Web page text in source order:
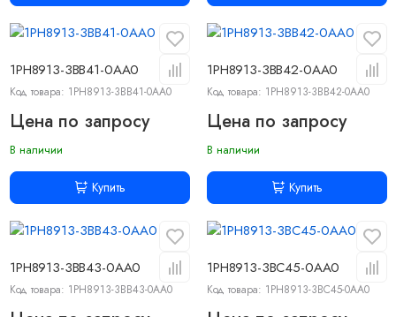
1PH8913-3BB41-0AA0
Код товара: 1PH8913-3BB41-0AA0
Цена по запросу
В наличии
Купить
1PH8913-3BB42-0AA0
Код товара: 1PH8913-3BB42-0AA0
Цена по запросу
В наличии
Купить
1PH8913-3BB43-0AA0
Код товара: 1PH8913-3BB43-0AA0
1PH8913-3BC45-0AA0
Код товара: 1PH8913-3BC45-0AA0